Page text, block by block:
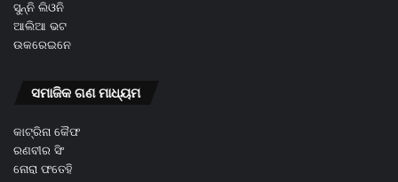
ସୁନ୍ନି ଲିଓନି
ଆଲିଆ ଭଟ
ଉକରେଇନେ
ସମାଜିକ ଗଣ ମାଧ୍ୟମ
କାଟ୍ରିନା କୈଫ
ରଣବୀର ସିଂ
ନୋରା ଫତେହି